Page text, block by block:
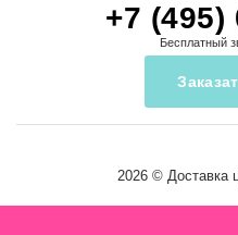
+7 (495)
Бесплатный
2026 © Доставка